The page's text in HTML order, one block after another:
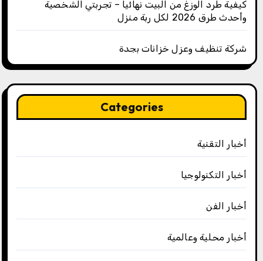
كيفية طرد الوزغ من البيت نهائياً – تجربتي الشخصية
وأحدث طرق 2026 لكل ربة منزل
شركة تنظيف وعزل خزانات بجدة
Categories
أخبار التقنية
أخبار التكنولوجيا
أخبار الفن
أخبار محلية وعالمية